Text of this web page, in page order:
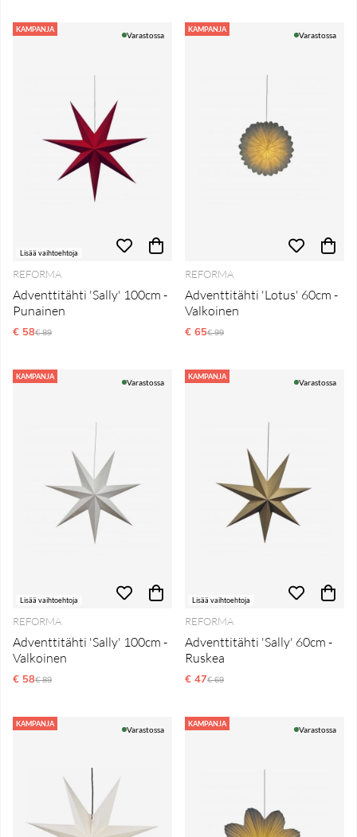
KAMPANJA
Lisää vaihtoehtoja
Varastossa
REFORMA
Adventtitähti 'Sally' 100cm -
Punainen
€ 58Normaali hinta
€ 89
KAMPANJA
Varastossa
REFORMA
Adventtitähti 'Lotus' 60cm -
Valkoinen
€ 65Normaali hinta
€ 99
KAMPANJA
Lisää vaihtoehtoja
Varastossa
REFORMA
Adventtitähti 'Sally' 100cm -
Valkoinen
€ 58Normaali hinta
€ 89
KAMPANJA
Lisää vaihtoehtoja
Varastossa
REFORMA
Adventtitähti 'Sally' 60cm -
Ruskea
€ 47Normaali hinta
€ 69
KAMPANJA
Varastossa
KAMPANJA
Varastossa